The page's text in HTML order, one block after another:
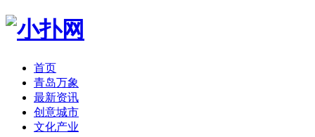
首页
青岛万象
最新资讯
创意城市
文化产业